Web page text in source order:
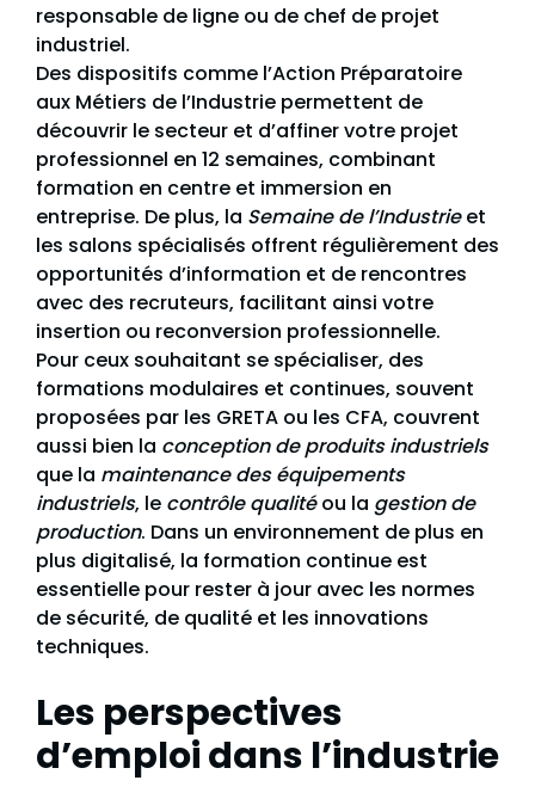
responsable de ligne ou de chef de projet
industriel.
Des dispositifs comme l’Action Préparatoire
aux Métiers de l’Industrie permettent de
découvrir le secteur et d’affiner votre projet
professionnel en 12 semaines, combinant
formation en centre et immersion en
entreprise. De plus, la Semaine de l’Industrieet
les salons spécialisés offrent régulièrement des
opportunités d’information et de rencontres
avec des recruteurs, facilitant ainsi votre
insertion ou reconversion professionnelle.
Pour ceux souhaitant se spécialiser, des
formations modulaires et continues, souvent
proposées par les GRETA ou les CFA, couvrent
aussi bien la conception de produits industriels
que la maintenance des équipements
industriels, le contrôle qualitéou la gestion de
production. Dans un environnement de plus en
plus digitalisé, la formation continue est
essentielle pour rester à jour avec les normes
de sécurité, de qualité et les innovations
techniques.
Les perspectives
d’emploi dans l’industrie